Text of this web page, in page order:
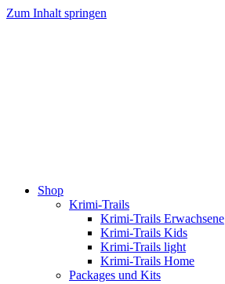
Zum Inhalt springen
Shop
Krimi-Trails
Krimi-Trails Erwachsene
Krimi-Trails Kids
Krimi-Trails light
Krimi-Trails Home
Packages und Kits